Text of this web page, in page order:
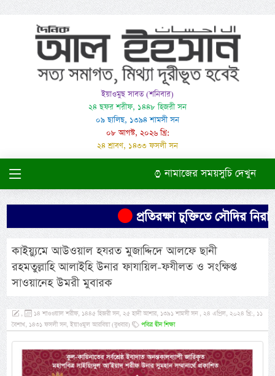
ইয়াওমুছ সাবত (শনিবার)
২৪ ছফর শরীফ, ১৪৪৮ হিজরী সন
০৯ ছালিছ, ১৩৯৪ শামসী সন
০৮ আগস্ট, ২০২৬ খ্রি:
২৪ শ্রাবণ, ১৪৩৩ ফসলী সন
নামাজের সময়সুচি দেখুন
প্রতিরক্ষা চুক্তিতে সৌদির
কাইয়্যুমে আউওয়াল হযরত মুজাদ্দিদে আলফে ছানী
রহমতুল্লাহি আলাইহি উনার ফাযায়িল-ফযীলত ও সংক্ষিপ্ত
সাওয়ানেহ উমরী মুবারক
,
১৪ শাওওয়াল শরীফ, ১৪৪৫ হিজরী সন, ২৫ হাদী আশার, ১৩৯১ শামসী সন , ২৪ এপ্রিল, ২০২৪ খ্রি:, ১১
বৈশাখ, ১৪৩১ ফসলী সন, ইয়াওমুল আরবিয়া (বুধবার)
পবিত্র দ্বীন শিক্ষা